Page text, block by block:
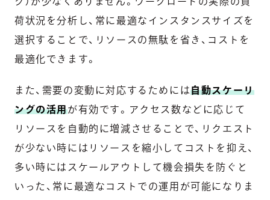
荷状況を分析し、常に最適なインスタンスサイズを
選択することで、リソースの無駄を省き、コストを
最適化できます。
また、需要の変動に対応するためには自動スケーリ
ングの活用が有効です。アクセス数などに応じて
リソースを自動的に増減させることで、リクエスト
が少ない時にはリソースを縮小してコストを抑え、
多い時にはスケールアウトして機会損失を防ぐと
いった、常に最適なコストでの運用が可能になりま